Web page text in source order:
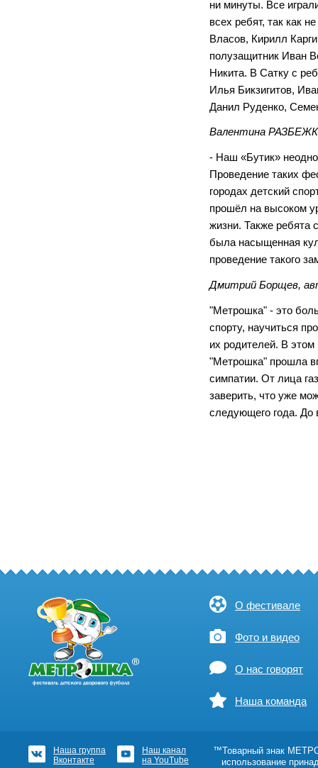
ни минуты. Все
всех ребят, так как
Власов, Кирилл
полузащитник Иван
Никита. В Сатку с
Илья Бикзигитов,
Данил Руденко,
Валентина
- Наш «Бутик»
Проведение таких
городах детский
прошёл на высоком
жизни. Также ребята
была насыщенная
проведение такого
Дмитрий Борщев,
"Метрошка" - это
спорту, научиться
их родителей. В
"Метрошка" прошла
симпатии. От лица
заверить, что уже
следующего года. До
О фестивале
Фото и видео
О нас говорят
Наша команда
Наша группа
Вконтакте
Наш канал
на YouTube
™Товарный знак
использование